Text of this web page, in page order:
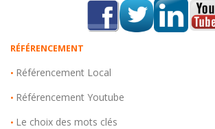
RÉFÉRENCEMENT
• Référencement Local
• Référencement Youtube
• Le choix des mots clés